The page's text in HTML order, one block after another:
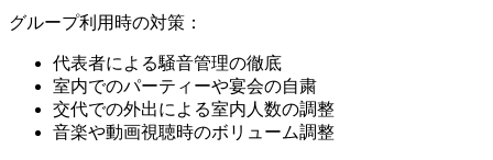
グループ利用時の対策：
代表者による騒音管理の徹底
室内でのパーティーや宴会の自粛
交代での外出による室内人数の調整
音楽や動画視聴時のボリューム調整